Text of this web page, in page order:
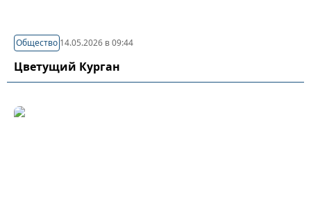
Общество 14.05.2026 в 09:44
Цветущий Курган